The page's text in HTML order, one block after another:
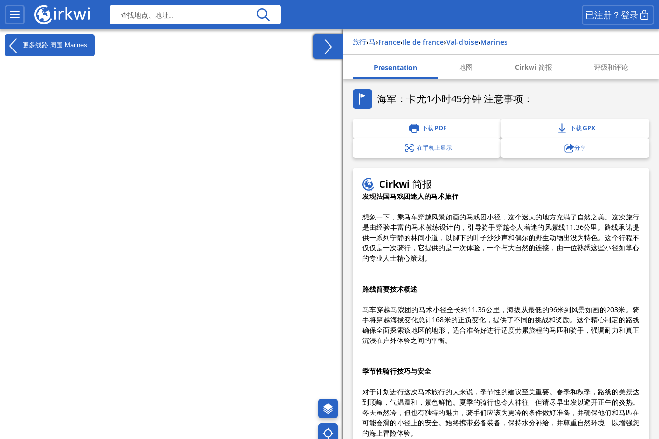
已注册？登录
更多线路 周围 Marines 旅行›马› france› ile de france› val-d'oise› marines
Presentation 地图 Cirkwi 简报 评级和评论
海军：卡尤1小时45分钟 注意事项：
下载 PDF 下载 GPX
在手机上显示 分享
Cirkwi 简报
发现法国马戏团迷人的马术旅行
想象一下，乘马车穿越风景如画的马戏团小径，这个迷人的地方充满了自然之美。这次旅行
是由经验丰富的马术教练设计的，引导骑手穿越令人着迷的风景线11.36公里。路线承诺提
供一系列宁静的林间小道，以脚下的叶子沙沙声和偶尔的野生动物出没为特色。这个行程不
仅仅是一次骑行，它提供的是一次体验，一个与大自然的连接，由一位熟悉这些小径如掌心
的专业人士精心策划。
路线简要技术概述
马车穿越马戏团的马术小径全长约11.36公里，海拔从最低的96米到风景如画的203米。骑
手将穿越海拔变化总计168米的正负变化，提供了不同的挑战和奖励。这个精心制定的路线
确保全面探索该地区的地形，适合准备好进行适度劳累旅程的马匹和骑手，强调耐力和真正
沉浸在户外体验之间的平衡。
季节性骑行技巧与安全
对于计划进行这次马术旅行的人来说，季节性的建议至关重要。春季和秋季，路线的美景达
到顶峰，气温温和，景色鲜艳。夏季的骑行也令人神往，但请尽早出发以避开正午的炎热。
冬天虽然冷，但也有独特的魅力，骑手们应该为更冷的条件做好准备，并确保他们和马匹在
可能会滑的小径上的安全。始终携带必备装备，保持水分补给，并尊重自然环境，以增强您
的海上冒险体验。